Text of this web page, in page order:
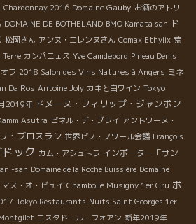
Chardonnay 2016 Domaine Gauby お酒のアトリ
DOMAINE DE BOTHELAND BMO Kamata san ド
松岡さん アンヌ・エレンヌさん Comax Ethylix 荒
Terre カンパニェス Yve Camdebord Pineau Denis
フ 2018 Salon des Vins Natures à Angers ミネ
Da Ros Antoine Joly カキと白ワイン Tokyo
2019年 ドメーヌ・フィリップ・ジャンボン
Asutra ピネル・デ・ブライ アントワーヌ・
・ブロスラン 世界ピノ・ノワール会議 François
ック カム・アシュトラ インポーター「サン
san Domaine de la Roche Buissière Domaine
マス・オ・ビュイ Chambolle Musigny 1er Cru ボ
Tokyo Restaurants Nuits Saint Georges 1er
コスタドール・フォアン 新年2019年